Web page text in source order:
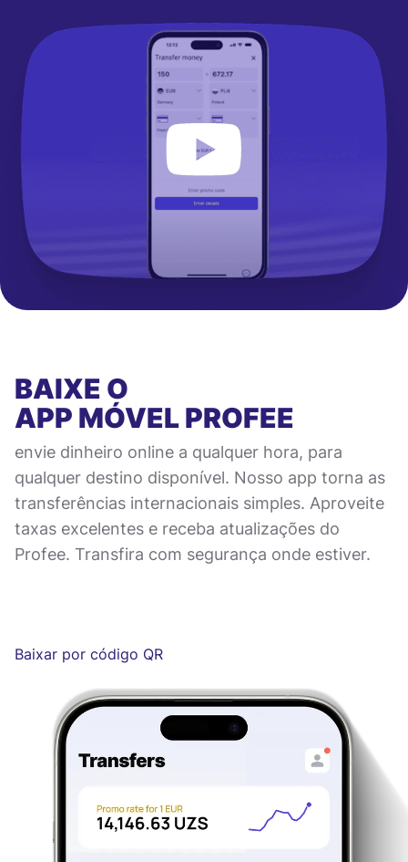
BAIXE O
APP MÓVELPROFEE
envie dinheiro online a qualquer hora, para
qualquer destino disponível. Nosso app torna as
transferências internacionais simples. Aproveite
taxas excelentes e receba atualizações do
Profee. Transfira com segurança onde estiver.
Baixar por código QR